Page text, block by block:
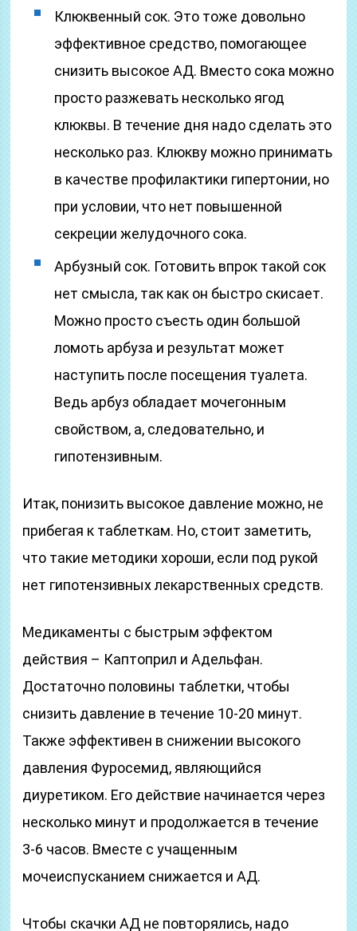
Клюквенный сок. Это тоже довольно
эффективное средство, помогающее
снизить высокое АД. Вместо сока можно
просто разжевать несколько ягод
клюквы. В течение дня надо сделать это
несколько раз. Клюкву можно принимать
в качестве профилактики гипертонии, но
при условии, что нет повышенной
секреции желудочного сока.
Арбузный сок. Готовить впрок такой сок
нет смысла, так как он быстро скисает.
Можно просто съесть один большой
ломоть арбуза и результат может
наступить после посещения туалета.
Ведь арбуз обладает мочегонным
свойством, а, следовательно, и
гипотензивным.
Итак, понизить высокое давление можно, не
прибегая к таблеткам. Но, стоит заметить,
что такие методики хороши, если под рукой
нет гипотензивных лекарственных средств.
Медикаменты с быстрым эффектом
действия – Каптоприл и Адельфан.
Достаточно половины таблетки, чтобы
снизить давление в течение 10-20 минут.
Также эффективен в снижении высокого
давления Фуросемид, являющийся
диуретиком. Его действие начинается через
несколько минут и продолжается в течение
3-6 часов. Вместе с учащенным
мочеиспусканием снижается и АД.
Чтобы скачки АД не повторялись, надо